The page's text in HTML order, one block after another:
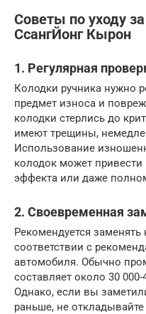
Советы по уходу
СсангЙонг Кырон
1. Регулярная
Колодки ручника нужно
предмет износа и
колодки стерлись до
имеют трещины,
Использование
колодок может
эффекта или даже
2. Своевременная
Рекомендуется заменять
соответствии с
автомобиля. Обычно
составляет около 30
Однако, если вы
раньше, не